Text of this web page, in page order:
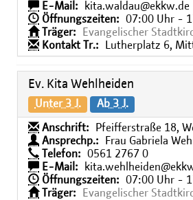
E-Mail:
kita.waldau@ekkw.de
Öffnungszeiten:
07:00 Uhr -
Träger:
Evangelischer
Kontakt Tr.:
Lutherplatz 6,
Ev. Kita Wehlheiden
Unter 3 J. Ab 3 J.
Anschrift:
Pfeifferstraße 18,
Ansprechp.:
Frau Gabriela
Telefon:
0561 2767 0
E-Mail:
Öffnungszeiten:
07:00 Uhr -
Träger:
Evangelischer